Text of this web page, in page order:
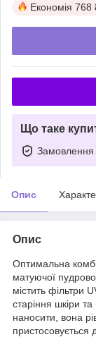
Економія 768
Що таке
Замовлення
Опис
Опис
Оптимальна
матуючої
містить фільтри
старіння шкіри
наносити, вона
пристосовується